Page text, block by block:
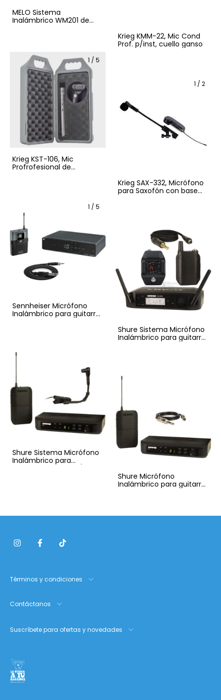
MELO Sistema
Inalámbrico WM201 de
Krieg KMM-22, Mic Cond
Prof. p/inst, cuello ganso
1 / 5
Krieg KST-106, Mic
Profrofesional de
1 / 2
Krieg SAX-332, Micrófono
para Saxofón con base
1 / 5
Sennheiser Micrófono
Inalámbrico para guitarra
Shure Sistema Micrófono
Inalámbrico para guitarra
Shure Sistema Micrófono
Inalámbrico para
Shure Micrófono
Inalámbrico para guitarra
Términos y condiciones
Contáctanos
Suscríbete para ofertas y novedades